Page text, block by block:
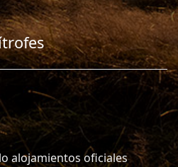
alojamientos oficiales